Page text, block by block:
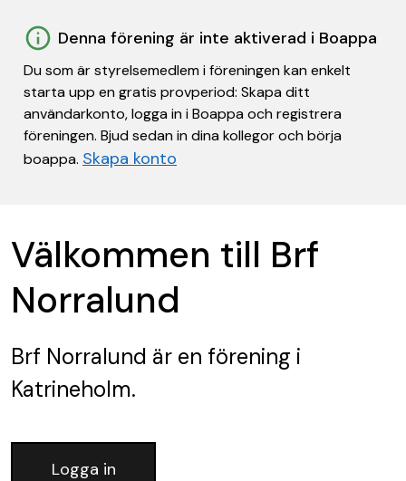
Denna förening är inte aktiverad i Boappa
Du som är styrelsemedlem i föreningen kan enkelt
starta upp en gratis provperiod: Skapa ditt
användarkonto, logga in i Boappa och registrera
föreningen. Bjud sedan in dina kollegor och börja
boappa. Skapa konto
Välkommen till Brf
Norralund
Brf Norralund är en förening i
Katrineholm.
Logga in